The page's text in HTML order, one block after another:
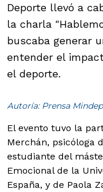
Deporte llevó a
la charla
buscaba generar
entender el
el deporte.
Autoría: Prensa
El evento tuvo la
Merchán, psicóloga
estudiante del
Emocional de la
España, y de Paola